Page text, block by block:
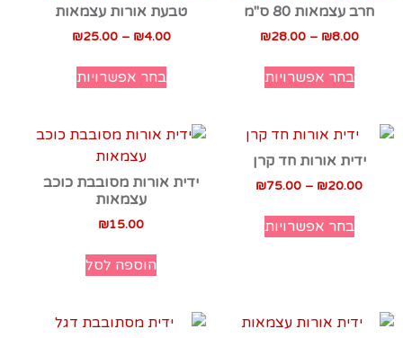
חרב עצמאות 80 ס"מ
₪8.00
–
₪28.00
בחר אפשרויות
טבעת אורות עצמאות
₪4.00
–
₪25.00
בחר אפשרויות
ידית אורות חד קרן
₪20.00
–
₪75.00
בחר אפשרויות
ידית אורות מסובבת כוכב
עצמאות
₪15.00
הוספה לסל